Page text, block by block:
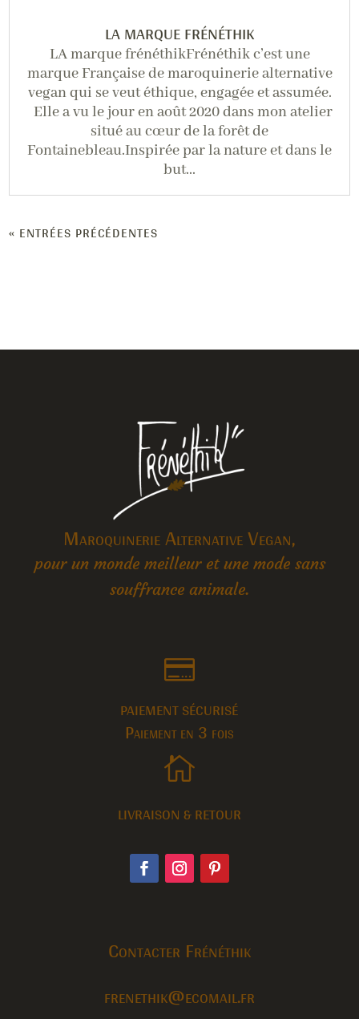
LA MARQUE FRÉNÉTHIK
LA marque frénéthikFrénéthik c’est une
marque Française de maroquinerie alternative
vegan qui se veut éthique, engagée et assumée.
Elle a vu le jour en août 2020 dans mon atelier
situé au cœur de la forêt de
Fontainebleau.Inspirée par la nature et dans le
but...
« ENTRÉES PRÉCÉDENTES
Maroquinerie Alternative Vegan,
pour un monde meilleur et une mode sans
souffrance animale.

PAIEMENT SÉCURISÉ
Paiement en 3 fois

LIVRAISON & RETOUR
Contacter Frénéthik
frenethik@ecomail.fr